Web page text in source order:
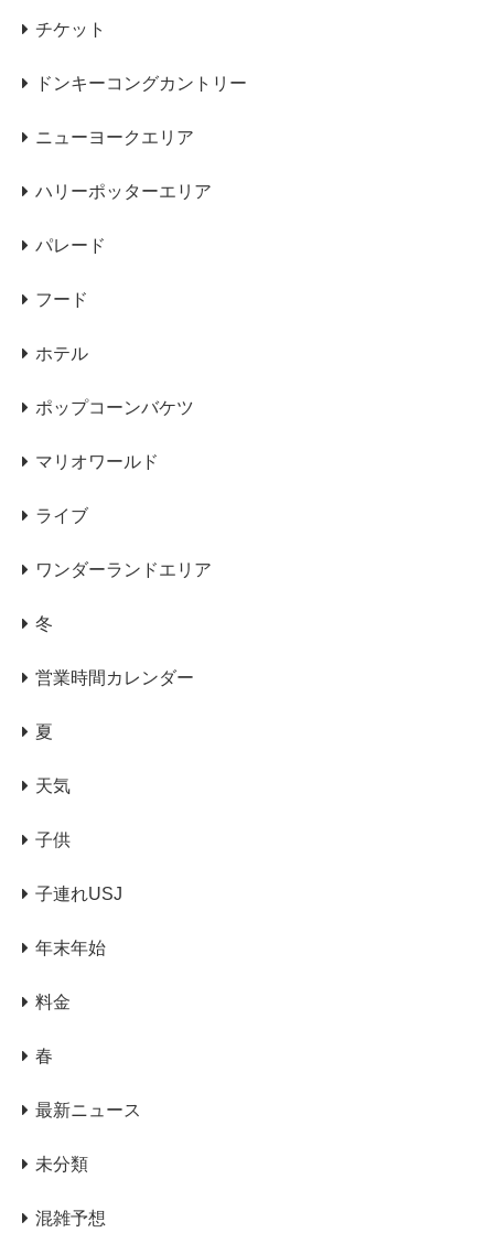
チケット
ドンキーコングカントリー
ニューヨークエリア
ハリーポッターエリア
パレード
フード
ホテル
ポップコーンバケツ
マリオワールド
ライブ
ワンダーランドエリア
冬
営業時間カレンダー
夏
天気
子供
子連れUSJ
年末年始
料金
春
最新ニュース
未分類
混雑予想